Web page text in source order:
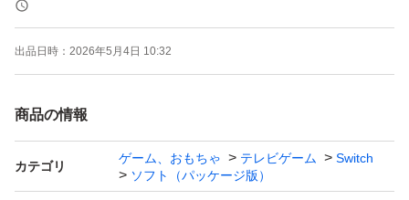
出品日時： 2026年5月4日 10:32
商品の情報
カテゴリ
ゲーム、おもちゃ テレビゲーム
Switch
ソフト（パッケージ版）